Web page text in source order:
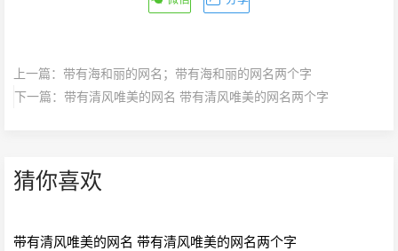
上一篇： 带有海和丽的网名；带有海和丽的网名两个字
下一篇： 带有清风唯美的网名 带有清风唯美的网名两个字
猜你喜欢
带有清风唯美的网名 带有清风唯美的网名两个字